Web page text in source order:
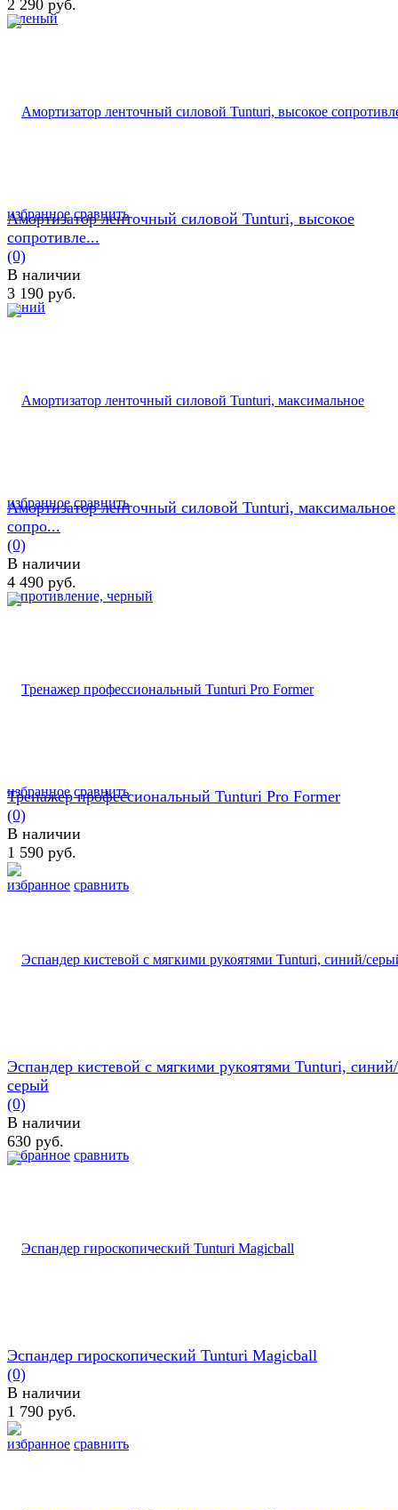
избранное сравнить
2 290 руб.
избранное сравнить
Амортизатор ленточный силовой Tunturi, высокое
сопротивле...
(0)
В наличии
3 190 руб.
избранное сравнить
Амортизатор ленточный силовой Tunturi, максимальное
сопро...
(0)
В наличии
4 490 руб.
избранное сравнить
Тренажер профессиональный Tunturi Pro Former
(0)
В наличии
1 590 руб.
избранное сравнить
Эспандер кистевой с мягкими рукоятями Tunturi, синий/
серый
(0)
В наличии
630 руб.
избранное сравнить
Эспандер гироскопический Tunturi Magicball
(0)
В наличии
1 790 руб.